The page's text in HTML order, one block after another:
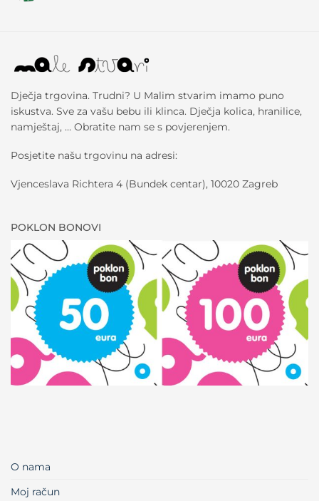
Dječja trgovina. Trudni? U Malim stvarim imamo puno
iskustva. Sve za vašu bebu ili klinca. Dječja kolica, hranilice,
namještaj, … Obratite nam se s povjerenjem.
Posjetite našu trgovinu na adresi:
Vjenceslava Richtera 4 (Bundek centar), 10020 Zagreb
POKLON BONOVI
O nama
Moj račun